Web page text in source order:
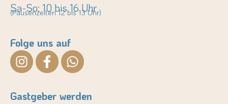
Sa-So: 10 bis 16 Uhr
(Pausenzeiten 12 bis 13 Uhr)
Folge uns auf
Gastgeber werden